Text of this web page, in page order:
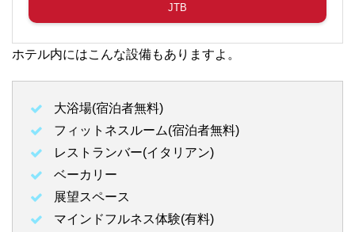
JTB
ホテル内にはこんな設備もありますよ。
大浴場(宿泊者無料)
フィットネスルーム(宿泊者無料)
レストランバー(イタリアン)
ベーカリー
展望スペース
マインドフルネス体験(有料)